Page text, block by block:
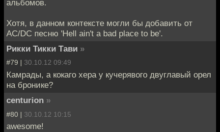
альбомов.
Хотя, в данном контексте могли бы добавить от
AC/DC песню 'Hell ain't a bad place to be'.
Рикки Тикки Тави »
#79 | 30.10.12 09:49
Камрады, а кокаго хера у кучерявого двуглавый орел
на бронике?
centurion »
#80 | 30.10.12 10:15
awesome!